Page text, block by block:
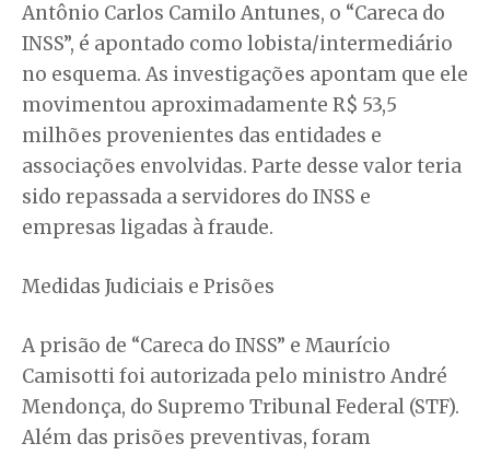
Antônio Carlos Camilo Antunes, o “Careca do
INSS”, é apontado como lobista/intermediário
no esquema. As investigações apontam que ele
movimentou aproximadamente R$ 53,5
milhões provenientes das entidades e
associações envolvidas. Parte desse valor teria
sido repassada a servidores do INSS e
empresas ligadas à fraude.
Medidas Judiciais e Prisões
A prisão de “Careca do INSS” e Maurício
Camisotti foi autorizada pelo ministro André
Mendonça, do Supremo Tribunal Federal (STF).
Além das prisões preventivas, foram